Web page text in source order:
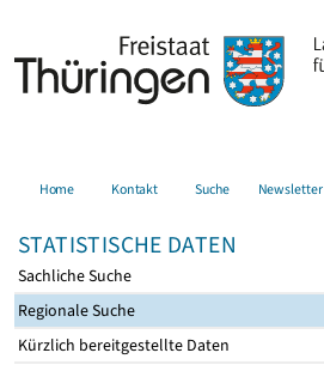
Home Kontakt Suche Newsletter
STATISTISCHE DATEN
Sachliche Suche
Regionale Suche
Kürzlich bereitgestellte Daten